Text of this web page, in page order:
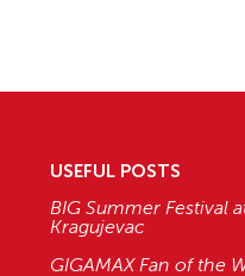
USEFUL POSTS
BIG Summer Festival
Kragujevac
GIGAMAX Fan of the